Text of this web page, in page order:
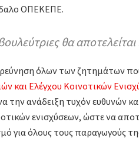
ΟΠΕΚΕΠΕ.
θα
όλων των ζητημάτων
και Ελέγχου Κοινοτικών
την ανάδειξη τυχόν ευθυνών
ενισχύσεων, ώστε να
για όλους τους παραγωγούς